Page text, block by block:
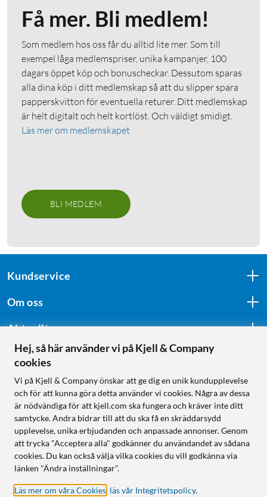
Få mer. Bli medlem!
Som medlem hos oss får du alltid lite mer. Som till
exempel låga medlemspriser, unika kampanjer, 100
dagars öppet köp och bonuscheckar. Dessutom sparas
alla dina köp i ditt medlemskap så att du slipper spara
papperskvitton för eventuella returer. Ditt medlemskap
är helt digitalt och helt kortlöst. Och väldigt smidigt.
Läs mer om medlemskapet
BLI MEDLEM
Kundservice
Om oss
Aktuellt
Följ oss
Handla från:
Sverige
Norge
Hej, så här använder vi på Kjell & Company
cookies
Vi på Kjell & Company önskar att ge dig en unik kundupplevelse
och för att kunna göra detta använder vi cookies. Några av dessa
är nödvändiga för att kjell.com ska fungera och kräver inte ditt
samtycke. Andra bidrar till att du ska få en skräddarsydd
upplevelse, unika erbjudanden och anpassade annonser. Genom
att trycka "Acceptera alla" godkänner du användandet av sådana
cookies. Du kan också välja vilka cookies du vill godkänna via
länken "Ändra inställningar".
Läs mer om våra Cookies läs vår Integritetspolicy.